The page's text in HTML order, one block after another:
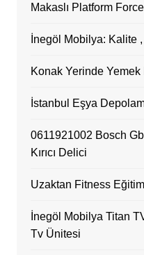
Makaslı Platform
İnegöl Mobilya: Kalite
Konak Yerinde Yemek
İstanbul Eşya
0611921002 Bosch
Kırıcı Delici
Uzaktan Fitness
İnegöl Mobilya Titan
Tv Ünitesi